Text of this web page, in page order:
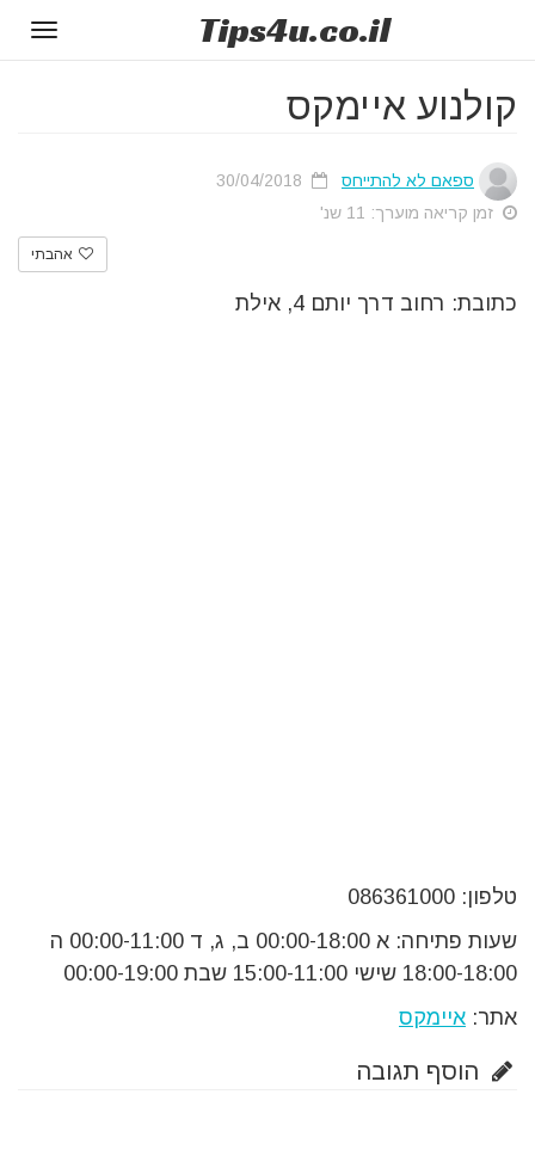
Tips4u.co.il
קולנוע איימקס
ספאם לא להתייחס
זמן קריאה מוערך: 11 שנ'
אהבתי
כתובת: רחוב דרך יותם 4, אילת
טלפון: 086361000
שעות פתיחה: א 00:00-18:00 ב, ג, ד 00:00-11:00 ה
18:00-18:00 שישי 15:00-11:00 שבת 00:00-19:00
אתר: איימקס
הוסף תגובה